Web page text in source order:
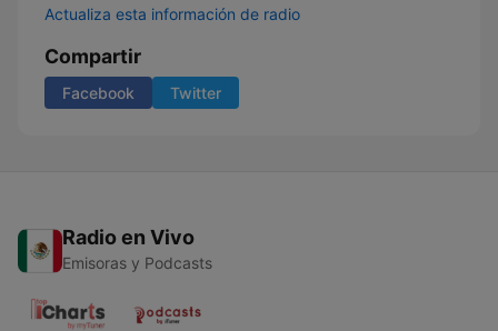
Actualiza esta información de radio
Compartir
Facebook Twitter
Radio en Vivo
Emisoras y Podcasts